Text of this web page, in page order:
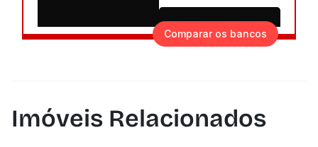
Comparar os bancos
Imóveis Relacionados